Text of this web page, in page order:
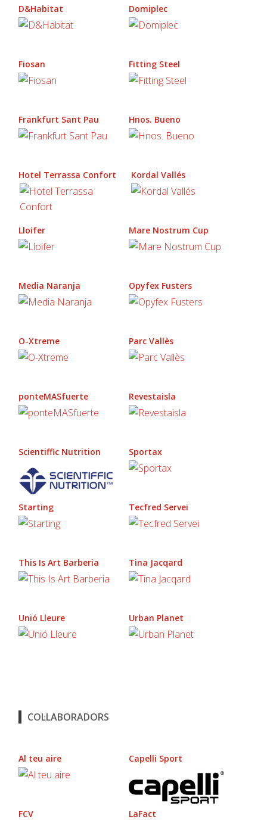
D&Habitat Domiplec
Fiosan Fitting Steel
Frankfurt Sant Pau Hnos. Bueno
Hotel Terrassa Confort Kordal Vallés
Lloifer Mare Nostrum Cup
Media Naranja Opyfex Fusters
O-Xtreme Parc Vallès
ponteMASfuerte Revestaisla
Scientiffic Nutrition Sportax
Starting Tecfred Servei
This Is Art Barberia Tina Jacqard
Unió Lleure Urban Planet
COL·LABORADORS
Al teu aire Capelli Sport
FCV LaFact